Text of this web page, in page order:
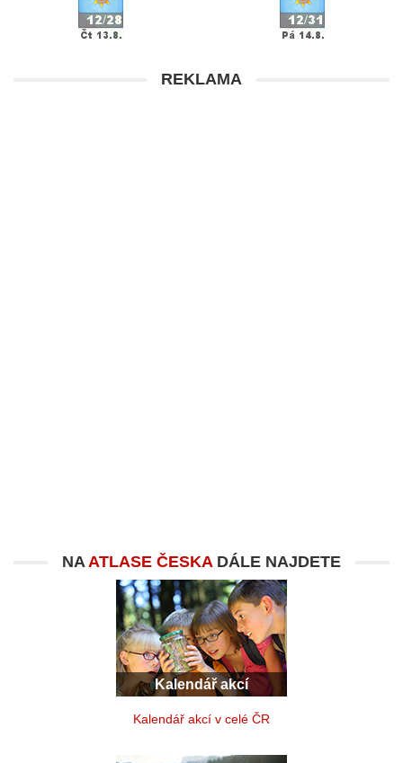
REKLAMA
NAATLASE ČESKADÁLE NAJDETE
Kalendář akcí
Kalendář akcí v celé ČR